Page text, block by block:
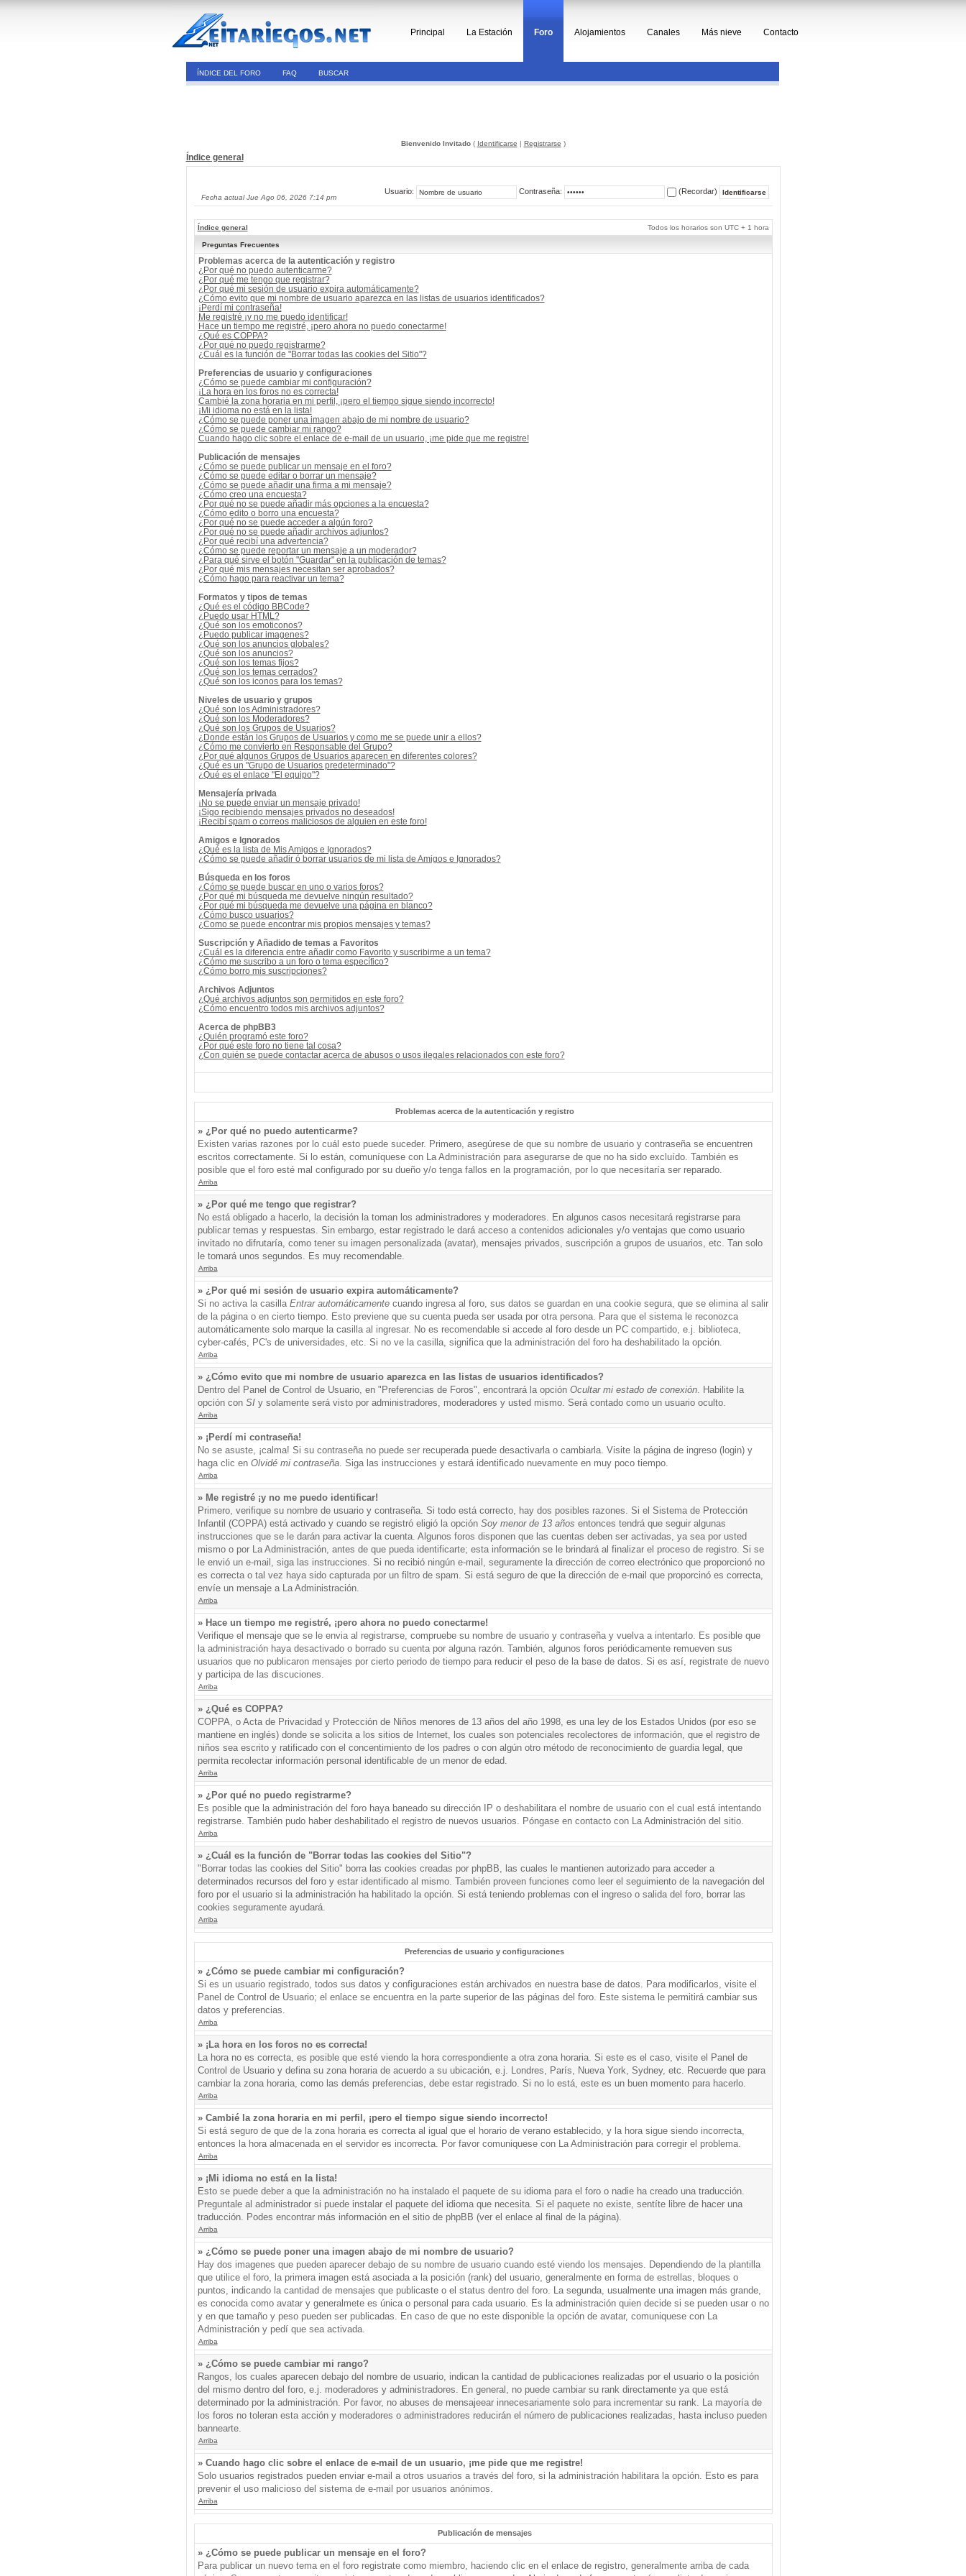
Principal La Estación Foro Alojamientos Canales Más nieve Contacto
ÍNDICE DEL FORO FAQ BUSCAR
Bienvenido Invitado( Identificarse | Registrarse )
Índice general
Fecha actual Jue Ago 06, 2026 7:14 pm
Usuario: Contraseña: (Recordar)
Índice general Todos los horarios son UTC + 1 hora
Preguntas Frecuentes
Problemas acerca de la autenticación y registro
¿Por qué no puedo autenticarme?
¿Por qué me tengo que registrar?
¿Por qué mi sesión de usuario expira automáticamente?
¿Cómo evito que mi nombre de usuario aparezca en las listas de usuarios identificados?
¡Perdí mi contraseña!
Me registré ¡y no me puedo identificar!
Hace un tiempo me registré, ¡pero ahora no puedo conectarme!
¿Qué es COPPA?
¿Por qué no puedo registrarme?
¿Cuál es la función de "Borrar todas las cookies del Sitio"?
Preferencias de usuario y configuraciones
¿Cómo se puede cambiar mi configuración?
¡La hora en los foros no es correcta!
Cambié la zona horaria en mi perfil, ¡pero el tiempo sigue siendo incorrecto!
¡Mi idioma no está en la lista!
¿Cómo se puede poner una imagen abajo de mi nombre de usuario?
¿Cómo se puede cambiar mi rango?
Cuando hago clic sobre el enlace de e-mail de un usuario, ¡me pide que me registre!
Publicación de mensajes
¿Cómo se puede publicar un mensaje en el foro?
¿Cómo se puede editar o borrar un mensaje?
¿Cómo se puede añadir una firma a mi mensaje?
¿Cómo creo una encuesta?
¿Por qué no se puede añadir más opciones a la encuesta?
¿Cómo edito o borro una encuesta?
¿Por qué no se puede acceder a algún foro?
¿Por qué no se puede añadir archivos adjuntos?
¿Por qué recibí una advertencia?
¿Cómo se puede reportar un mensaje a un moderador?
¿Para qué sirve el botón "Guardar" en la publicación de temas?
¿Por qué mis mensajes necesitan ser aprobados?
¿Cómo hago para reactivar un tema?
Formatos y tipos de temas
¿Qué es el código BBCode?
¿Puedo usar HTML?
¿Qué son los emoticonos?
¿Puedo publicar imagenes?
¿Qué son los anuncios globales?
¿Qué son los anuncios?
¿Qué son los temas fijos?
¿Qué son los temas cerrados?
¿Qué son los iconos para los temas?
Niveles de usuario y grupos
¿Qué son los Administradores?
¿Qué son los Moderadores?
¿Qué son los Grupos de Usuarios?
¿Donde están los Grupos de Usuarios y como me se puede unir a ellos?
¿Cómo me convierto en Responsable del Grupo?
¿Por qué algunos Grupos de Usuarios aparecen en diferentes colores?
¿Qué es un "Grupo de Usuarios predeterminado"?
¿Qué es el enlace "El equipo"?
Mensajería privada
¡No se puede enviar un mensaje privado!
¡Sigo recibiendo mensajes privados no deseados!
¡Recibí spam o correos maliciosos de alguien en este foro!
Amigos e Ignorados
¿Qué es la lista de Mis Amigos e Ignorados?
¿Cómo se puede añadir ó borrar usuarios de mi lista de Amigos e Ignorados?
Búsqueda en los foros
¿Cómo se puede buscar en uno o varios foros?
¿Por qué mi búsqueda me devuelve ningún resultado?
¿Por qué mi búsqueda me devuelve una página en blanco?
¿Cómo busco usuarios?
¿Como se puede encontrar mis propios mensajes y temas?
Suscripción y Añadido de temas a Favoritos
¿Cuál es la diferencia entre añadir como Favorito y suscribirme a un tema?
¿Cómo me suscribo a un foro o tema específico?
¿Cómo borro mis suscripciones?
Archivos Adjuntos
¿Qué archivos adjuntos son permitidos en este foro?
¿Cómo encuentro todos mis archivos adjuntos?
Acerca de phpBB3
¿Quién programó este foro?
¿Por qué este foro no tiene tal cosa?
¿Con quién se puede contactar acerca de abusos o usos ilegales relacionados con este foro?
Problemas acerca de la autenticación y registro
» ¿Por qué no puedo autenticarme?
Existen varias razones por lo cuál esto puede suceder. Primero, asegúrese de que su nombre de usuario y contraseña se encuentren
escritos correctamente. Si lo están, comuníquese con La Administración para asegurarse de que no ha sido excluído. También es
posible que el foro esté mal configurado por su dueño y/o tenga fallos en la programación, por lo que necesitaría ser reparado.
Arriba
» ¿Por qué me tengo que registrar?
No está obligado a hacerlo, la decisión la toman los administradores y moderadores. En algunos casos necesitará registrarse para
publicar temas y respuestas. Sin embargo, estar registrado le dará acceso a contenidos adicionales y/o ventajas que como usuario
invitado no difrutaría, como tener su imagen personalizada (avatar), mensajes privados, suscripción a grupos de usuarios, etc. Tan solo
le tomará unos segundos. Es muy recomendable.
Arriba
» ¿Por qué mi sesión de usuario expira automáticamente?
Si no activa la casilla Entrar automáticamentecuando ingresa al foro, sus datos se guardan en una cookie segura, que se elimina al salir
de la página o en cierto tiempo. Esto previene que su cuenta pueda ser usada por otra persona. Para que el sistema le reconozca
automáticamente solo marque la casilla al ingresar. No es recomendable si accede al foro desde un PC compartido, e.j. biblioteca,
cyber-cafés, PC's de universidades, etc. Si no ve la casilla, significa que la administración del foro ha deshabilitado la opción.
Arriba
» ¿Cómo evito que mi nombre de usuario aparezca en las listas de usuarios identificados?
Dentro del Panel de Control de Usuario, en "Preferencias de Foros", encontrará la opción Ocultar mi estado de conexión. Habilite la
opción con SIy solamente será visto por administradores, moderadores y usted mismo. Será contado como un usuario oculto.
Arriba
» ¡Perdí mi contraseña!
No se asuste, ¡calma! Si su contraseña no puede ser recuperada puede desactivarla o cambiarla. Visite la página de ingreso (login) y
haga clic en Olvidé mi contraseña. Siga las instrucciones y estará identificado nuevamente en muy poco tiempo.
Arriba
» Me registré ¡y no me puedo identificar!
Primero, verifique su nombre de usuario y contraseña. Si todo está correcto, hay dos posibles razones. Si el Sistema de Protección
Infantil (COPPA) está activado y cuando se registró eligió la opción Soy menor de 13 años entonces tendrá que seguir algunas
instrucciones que se le darán para activar la cuenta. Algunos foros disponen que las cuentas deben ser activadas, ya sea por usted
mismo o por La Administración, antes de que pueda identificarte; esta información se le brindará al finalizar el proceso de registro. Si se
le envió un e-mail, siga las instrucciones. Si no recibió ningún e-mail, seguramente la dirección de correo electrónico que proporcionó no
es correcta o tal vez haya sido capturada por un filtro de spam. Si está seguro de que la dirección de e-mail que proporcinó es correcta,
envíe un mensaje a La Administración.
Arriba
» Hace un tiempo me registré, ¡pero ahora no puedo conectarme!
Verifique el mensaje que se le envia al registrarse, compruebe su nombre de usuario y contraseña y vuelva a intentarlo. Es posible que
la administración haya desactivado o borrado su cuenta por alguna razón. También, algunos foros periódicamente remueven sus
usuarios que no publicaron mensajes por cierto periodo de tiempo para reducir el peso de la base de datos. Si es así, registrate de nuevo
y participa de las discuciones.
Arriba
» ¿Qué es COPPA?
COPPA, o Acta de Privacidad y Protección de Niños menores de 13 años del año 1998, es una ley de los Estados Unidos (por eso se
mantiene en inglés) donde se solicita a los sitios de Internet, los cuales son potenciales recolectores de información, que el registro de
niños sea escrito y ratificado con el concentimiento de los padres o con algún otro método de reconocimiento de guardia legal, que
permita recolectar información personal identificable de un menor de edad.
Arriba
» ¿Por qué no puedo registrarme?
Es posible que la administración del foro haya baneado su dirección IP o deshabilitara el nombre de usuario con el cual está intentando
registrarse. También pudo haber deshabilitado el registro de nuevos usuarios. Póngase en contacto con La Administración del sitio.
Arriba
» ¿Cuál es la función de "Borrar todas las cookies del Sitio"?
"Borrar todas las cookies del Sitio" borra las cookies creadas por phpBB, las cuales le mantienen autorizado para acceder a
determinados recursos del foro y estar identificado al mismo. También proveen funciones como leer el seguimiento de la navegación del
foro por el usuario si la administración ha habilitado la opción. Si está teniendo problemas con el ingreso o salida del foro, borrar las
cookies seguramente ayudará.
Arriba
Preferencias de usuario y configuraciones
» ¿Cómo se puede cambiar mi configuración?
Si es un usuario registrado, todos sus datos y configuraciones están archivados en nuestra base de datos. Para modificarlos, visite el
Panel de Control de Usuario; el enlace se encuentra en la parte superior de las páginas del foro. Este sistema le permitirá cambiar sus
datos y preferencias.
Arriba
» ¡La hora en los foros no es correcta!
La hora no es correcta, es posible que esté viendo la hora correspondiente a otra zona horaria. Si este es el caso, visite el Panel de
Control de Usuario y defina su zona horaria de acuerdo a su ubicación, e.j. Londres, París, Nueva York, Sydney, etc. Recuerde que para
cambiar la zona horaria, como las demás preferencias, debe estar registrado. Si no lo está, este es un buen momento para hacerlo.
Arriba
» Cambié la zona horaria en mi perfil, ¡pero el tiempo sigue siendo incorrecto!
Si está seguro de que de la zona horaria es correcta al igual que el horario de verano establecido, y la hora sigue siendo incorrecta,
entonces la hora almacenada en el servidor es incorrecta. Por favor comuniquese con La Administración para corregir el problema.
Arriba
» ¡Mi idioma no está en la lista!
Esto se puede deber a que la administración no ha instalado el paquete de su idioma para el foro o nadie ha creado una traducción.
Preguntale al administrador si puede instalar el paquete del idioma que necesita. Si el paquete no existe, sentíte libre de hacer una
traducción. Podes encontrar más información en el sitio de phpBB (ver el enlace al final de la página).
Arriba
» ¿Cómo se puede poner una imagen abajo de mi nombre de usuario?
Hay dos imagenes que pueden aparecer debajo de su nombre de usuario cuando esté viendo los mensajes. Dependiendo de la plantilla
que utilice el foro, la primera imagen está asociada a la posición (rank) del usuario, generalmente en forma de estrellas, bloques o
puntos, indicando la cantidad de mensajes que publicaste o el status dentro del foro. La segunda, usualmente una imagen más grande,
es conocida como avatar y generalmete es única o personal para cada usuario. Es la administración quien decide si se pueden usar o no
y en que tamaño y peso pueden ser publicadas. En caso de que no este disponible la opción de avatar, comuniquese con La
Administración y pedí que sea activada.
Arriba
» ¿Cómo se puede cambiar mi rango?
Rangos, los cuales aparecen debajo del nombre de usuario, indican la cantidad de publicaciones realizadas por el usuario o la posición
del mismo dentro del foro, e.j. moderadores y administradores. En general, no puede cambiar su rank directamente ya que está
determinado por la administración. Por favor, no abuses de mensajeear innecesariamente solo para incrementar su rank. La mayoría de
los foros no toleran esta acción y moderadores o administradores reducirán el número de publicaciones realizadas, hasta incluso pueden
bannearte.
Arriba
» Cuando hago clic sobre el enlace de e-mail de un usuario, ¡me pide que me registre!
Solo usuarios registrados pueden enviar e-mail a otros usuarios a través del foro, si la administración habilitara la opción. Esto es para
prevenir el uso malicioso del sistema de e-mail por usuarios anónimos.
Arriba
Publicación de mensajes
» ¿Cómo se puede publicar un mensaje en el foro?
Para publicar un nuevo tema en el foro registrate como miembro, haciendo clic en el enlace de registro, generalmente arriba de cada